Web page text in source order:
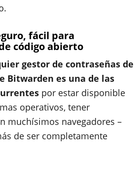
fácil para
código abierto
gestor de contraseñas de
Bitwarden es una de las
por estar disponible
operativos, tener
muchísimos navegadores –
de ser completamente